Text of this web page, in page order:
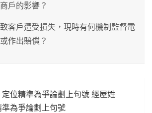
戶的影響？
客戶遭受損失，現時有何機制監督電
作出賠償？
位精準為爭論劃上句號 經屋姓
準為爭論劃上句號